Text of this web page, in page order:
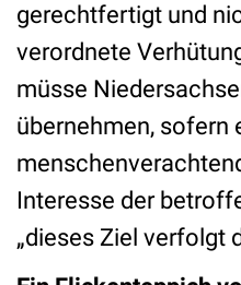
gerechtfertigt und
verordnete
müsse
übernehmen, sofern
Interesse der
„dieses Ziel verfolgt